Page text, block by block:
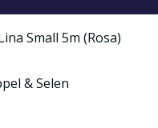
& Selen